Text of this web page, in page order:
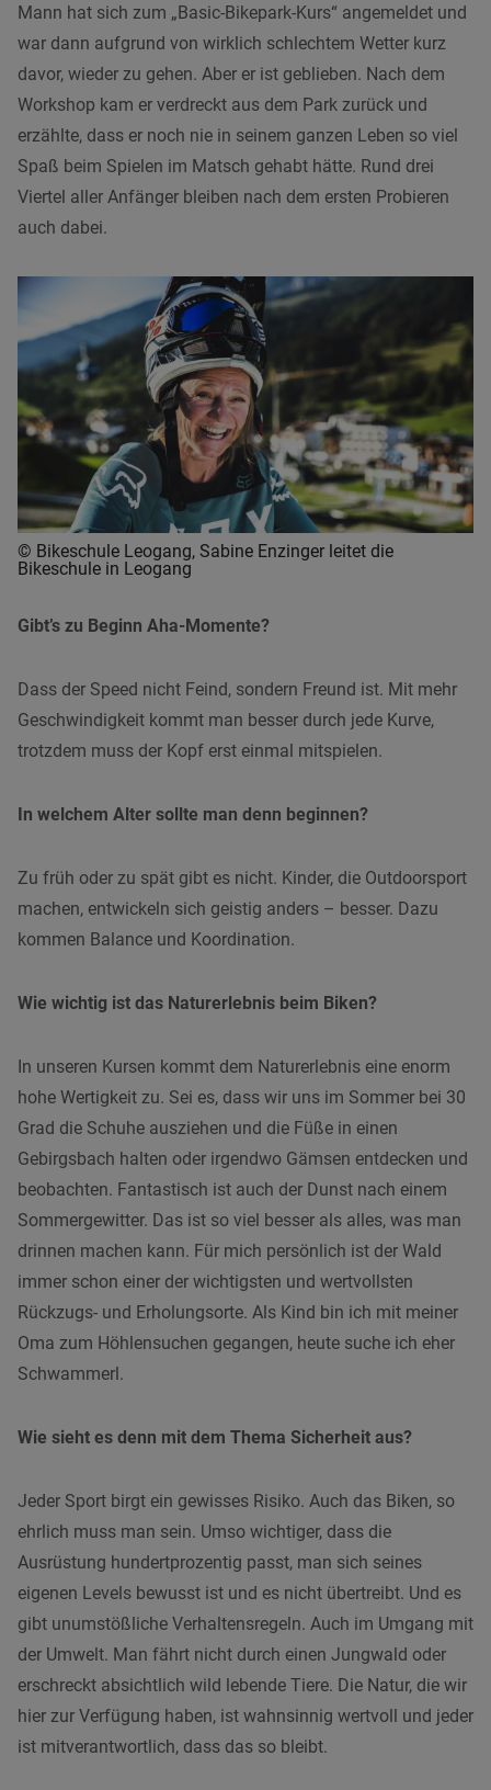
Mann hat sich zum „Basic-Bikepark-Kurs“ angemeldet und
war dann aufgrund von wirklich schlechtem Wetter kurz
davor, wieder zu gehen. Aber er ist geblieben. Nach dem
Workshop kam er verdreckt aus dem Park zurück und
erzählte, dass er noch nie in seinem ganzen Leben so viel
Spaß beim Spielen im Matsch gehabt hätte. Rund drei
Viertel aller Anfänger bleiben nach dem ersten Probieren
auch dabei.
© Bikeschule Leogang, Sabine Enzinger leitet die
Bikeschule in Leogang
Gibt’s zu Beginn Aha-Momente?
Dass der Speed nicht Feind, sondern Freund ist. Mit mehr
Geschwindigkeit kommt man besser durch jede Kurve,
trotzdem muss der Kopf erst einmal mitspielen.
In welchem Alter sollte man denn beginnen?
Zu früh oder zu spät gibt es nicht. Kinder, die Outdoorsport
machen, entwickeln sich geistig anders – besser. Dazu
kommen Balance und Koordination.
Wie wichtig ist das Naturerlebnis beim Biken?
In unseren Kursen kommt dem Naturerlebnis eine enorm
hohe Wertigkeit zu. Sei es, dass wir uns im Sommer bei 30
Grad die Schuhe ausziehen und die Füße in einen
Gebirgsbach halten oder irgendwo Gämsen entdecken und
beobachten. Fantastisch ist auch der Dunst nach einem
Sommergewitter. Das ist so viel besser als alles, was man
drinnen machen kann. Für mich persönlich ist der Wald
immer schon einer der wichtigsten und wertvollsten
Rückzugs- und Erholungsorte. Als Kind bin ich mit meiner
Oma zum Höhlensuchen gegangen, heute suche ich eher
Schwammerl.
Wie sieht es denn mit dem Thema Sicherheit aus?
Jeder Sport birgt ein gewisses Risiko. Auch das Biken, so
ehrlich muss man sein. Umso wichtiger, dass die
Ausrüstung hundertprozentig passt, man sich seines
eigenen Levels bewusst ist und es nicht übertreibt. Und es
gibt unumstößliche Verhaltensregeln. Auch im Umgang mit
der Umwelt. Man fährt nicht durch einen Jungwald oder
erschreckt absichtlich wild lebende Tiere. Die Natur, die wir
hier zur Verfügung haben, ist wahnsinnig wertvoll und jeder
ist mitverantwortlich, dass das so bleibt.